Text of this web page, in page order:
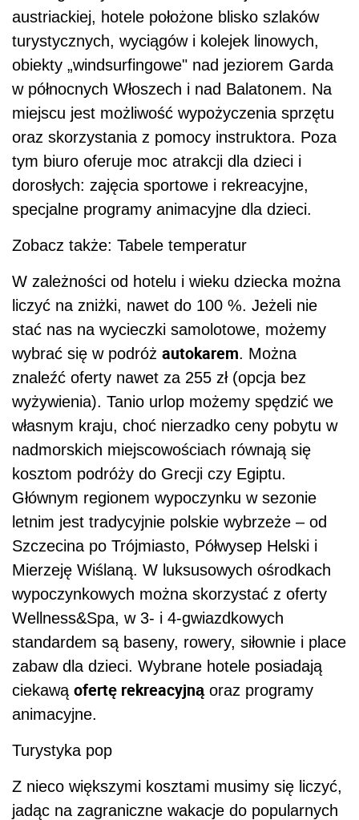
austriackiej, hotele położone blisko szlaków
turystycznych, wyciągów i kolejek linowych,
obiekty „windsurfingowe" nad jeziorem Garda
w północnych Włoszech i nad Balatonem. Na
miejscu jest możliwość wypożyczenia sprzętu
oraz skorzystania z pomocy instruktora. Poza
tym biuro oferuje moc atrakcji dla dzieci i
dorosłych: zajęcia sportowe i rekreacyjne,
specjalne programy animacyjne dla dzieci.
Zobacz także: Tabele temperatur
W zależności od hotelu i wieku dziecka można
liczyć na zniżki, nawet do 100 %. Jeżeli nie
stać nas na wycieczki samolotowe, możemy
wybrać się w podróż autokarem. Można
znaleźć oferty nawet za 255 zł (opcja bez
wyżywienia). Tanio urlop możemy spędzić we
własnym kraju, choć nierzadko ceny pobytu w
nadmorskich miejscowościach równają się
kosztom podróży do Grecji czy Egiptu.
Głównym regionem wypoczynku w sezonie
letnim jest tradycyjnie polskie wybrzeże – od
Szczecina po Trójmiasto, Półwysep Helski i
Mierzeję Wiślaną. W luksusowych ośrodkach
wypoczynkowych można skorzystać z oferty
Wellness&Spa, w 3- i 4-gwiazdkowych
standardem są baseny, rowery, siłownie i place
zabaw dla dzieci. Wybrane hotele posiadają
ciekawą ofertę rekreacyjnąoraz programy
animacyjne.
Turystyka pop
Z nieco większymi kosztami musimy się liczyć,
jadąc na zagraniczne wakacje do popularnych